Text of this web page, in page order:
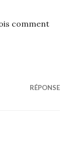
comment
RÉPONSE